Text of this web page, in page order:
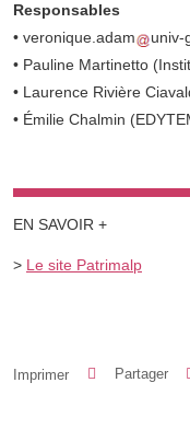
Responsables
• veronique.adam univ-
• Pauline Martinetto
• Laurence Rivière
• Émilie Chalmin
EN SAVOIR +
> Le site Patrimalp
Imprimer Partager